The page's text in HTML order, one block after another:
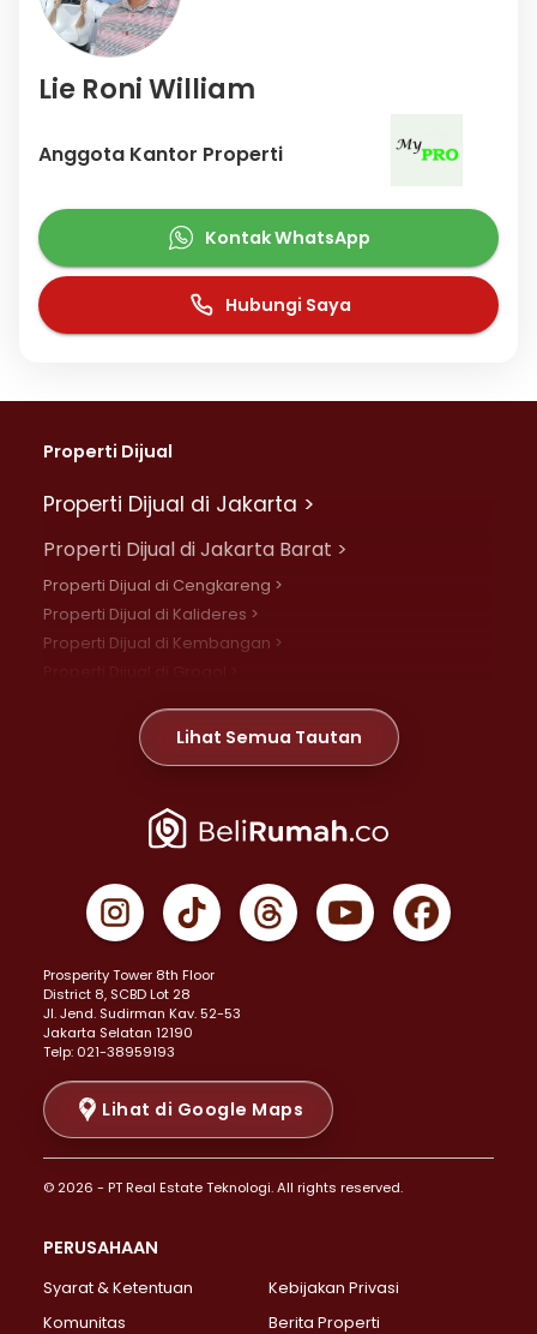
Lie Roni William
Anggota Kantor Properti
Kontak WhatsApp
Hubungi Saya
Properti Dijual
Properti Dijual di Jakarta >
Properti Dijual di Jakarta Barat >
Properti Dijual di Cengkareng >
Properti Dijual di Kalideres >
Properti Dijual di Kembangan >
Properti Dijual di Meruya >
Properti Dijual di Jelambar >
Properti Dijual di Jakarta Pusat >
Properti Dijual di Gambir >
Properti Dijual di Johar Baru >
Properti Dijual di Menteng >
Properti Dijual di Senen >
Properti Dijual di Tanah Abang >
Properti Dijual di Cikini >
Properti Dijual di Kramat >
Properti Dijual di Pasar Baru >
Properti Dijual di Bendungan Hilir >
Properti Dijual di Jakarta Selatan >
Properti Dijual di Lebak Bulus >
Properti Dijual di Gandaria Selatan >
Properti Dijual di Pondok Labu >
Lihat Semua Tautan
Prosperity Tower 8th Floor
District 8, SCBD Lot 28
JI. Jend. Sudirman Kav. 52-53
Jakarta Selatan 12190
Telp: 021-38959193
Lihat di Google Maps
© 2026 - PT Real Estate Teknologi. All rights reserved.
PERUSAHAAN
Syarat & Ketentuan
Kebijakan Privasi
Komunitas
Berita Properti